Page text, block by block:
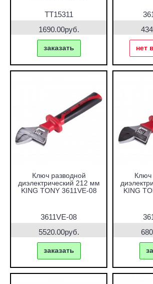
TT15311
1690.00руб.
заказать нет
Ключ разводной
диэлектрический 212 мм
KING TONY 3611VE-08
3611VE-08
5520.00руб.
заказать
Ключ
KING